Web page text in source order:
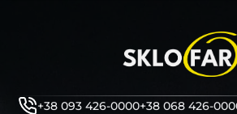
+38 093 426-0000+38 068 426-